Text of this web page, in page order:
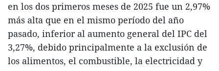
en los dos primeros meses de 2025 fue un 2,97%
más alta que en el mismo período del año
pasado, inferior al aumento general del IPC del
3,27%, debido principalmente a la exclusión de
los alimentos, el combustible, la electricidad y